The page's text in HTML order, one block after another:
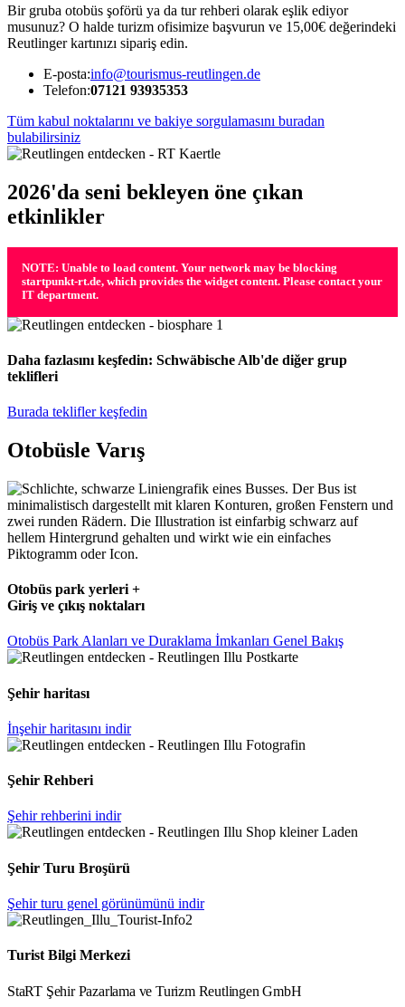
Bir gruba otobüs şoförü ya da tur rehberi olarak eşlik ediyor
musunuz? O halde turizm ofisimize başvurun ve 15,00€ değerindeki
Reutlinger kartınızı sipariş edin.
E-posta:info@tourismus-reutlingen.de
Telefon:07121 93935353
Tüm kabul noktalarını ve bakiye sorgulamasını buradan
bulabilirsiniz
2026'da seni bekleyen öne çıkan
etkinlikler
NOTE: Unable to load content. Your network may be blocking
startpunkt-rt.de, which provides the widget content. Please contact your
IT department.
Daha fazlasını keşfedin: Schwäbische Alb'de diğer grup
teklifleri
Burada teklifler keşfedin
Otobüsle Varış
Otobüs park yerleri +
Giriş ve çıkış noktaları
Otobüs Park Alanları ve Duraklama İmkanları Genel Bakış
Şehir haritası
İnşehir haritasını indir
Şehir Rehberi
Şehir rehberini indir
Şehir Turu Broşürü
Şehir turu genel görünümünü indir
Turist Bilgi Merkezi
StaRT Şehir Pazarlama ve Turizm Reutlingen GmbH